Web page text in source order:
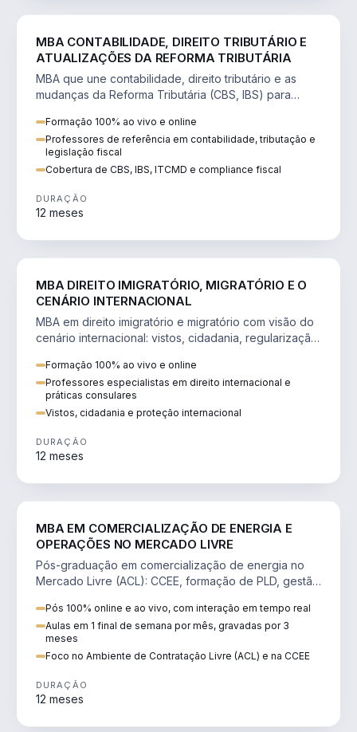
MBA CONTABILIDADE, DIREITO TRIBUTÁRIO E
ATUALIZAÇÕES DA REFORMA TRIBUTÁRIA
MBA que une contabilidade, direito tributário e as
mudanças da Reforma Tributária (CBS, IBS) para
Formação 100% ao vivo e online
Professores de referência em contabilidade, tributação e
legislação fiscal
Cobertura de CBS, IBS, ITCMD e compliance fiscal
DURAÇÃO
12 meses
MBA DIREITO IMIGRATÓRIO, MIGRATÓRIO E O
CENÁRIO INTERNACIONAL
MBA em direito imigratório e migratório com visão do
cenário internacional: vistos, cidadania, regularização
Formação 100% ao vivo e online
Professores especialistas em direito internacional e
práticas consulares
Vistos, cidadania e proteção internacional
DURAÇÃO
12 meses
MBA EM COMERCIALIZAÇÃO DE ENERGIA E
OPERAÇÕES NO MERCADO LIVRE
Pós-graduação em comercialização de energia no
Mercado Livre (ACL): CCEE, formação de PLD, gestão
Pós 100% online e ao vivo, com interação em tempo real
Aulas em 1 final de semana por mês, gravadas por 3
meses
Foco no Ambiente de Contratação Livre (ACL) e na CCEE
DURAÇÃO
12 meses